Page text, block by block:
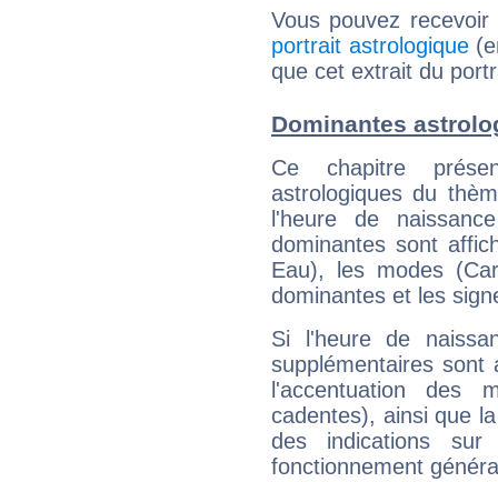
Vous pouvez
portrait astrologique
que cet extrait du
Dominantes
Ce chapitre
astrologiques du
l'heure de
dominantes sont
Eau), les modes
dominantes et les
Si l'heure de
supplémentaires sont
l'accentuation des
cadentes), ainsi que
des indications sur
fonctionnement